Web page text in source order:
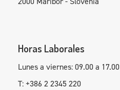
Horas Laborales
Lunes a viernes: 09.00 a 17.00
T: +386 2 2345 220